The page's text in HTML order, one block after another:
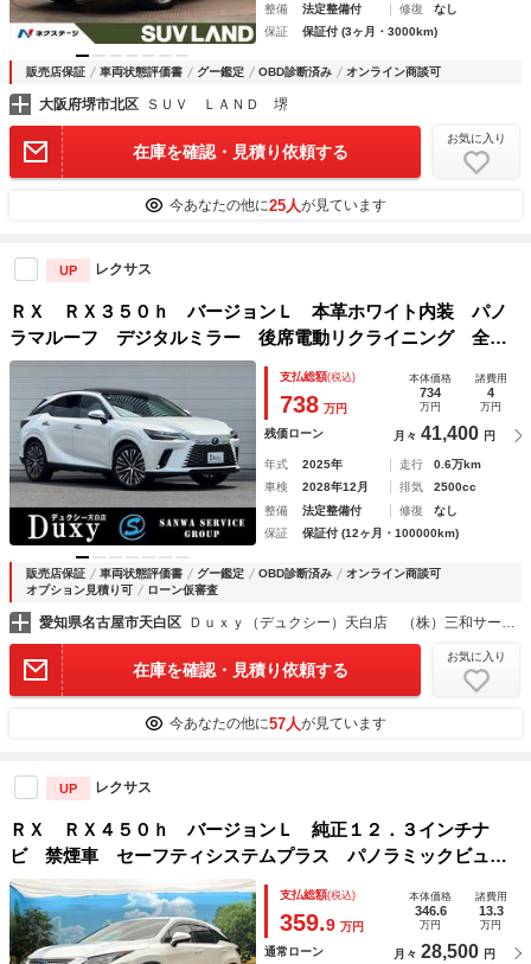
整備
法定整備付 修復
なし
保証
保証付 (3ヶ月・3000km)
販売店保証 車両状態評価書 グー鑑定 OBD診断済み オンライン商談可
大阪府堺市北区 ＳＵＶ ＬＡＮＤ 堺
在庫を確認・見積り依頼する
お気に入り
今あなたの他に25人が見ています
UP レクサス
ＲＸ ＲＸ３５０ｈ バージョンＬ 本革ホワイト内装 パノ
ラマルーフ デジタルミラー 後席電動リクライニング 全席
シートヒーター＆ベンチレーション アドバンストパーク＆ド
ライブ ＨＤＭＩ入力端子 ＡＣ１００Ｖ シートメモリ 純
正２１ＡＷ
支払総額(税込)
738 万円
本体価格
734
万円
諸費用
4
万円
残価ローン 月々 41,400 円
年式 2025年 走行
0.6万km
車検
2028年12月 排気
2500cc
整備
法定整備付 修復
なし
保証
保証付 (12ヶ月・100000km)
販売店保証 車両状態評価書 グー鑑定 OBD診断済み
オンライン商談可
オプション見積り可
ローン仮審査
愛知県名古屋市天白区 Ｄｕｘｙ（デュクシー）天白店 （株）三和サービス
在庫を確認・見積り依頼する
お気に入り
今あなたの他に57人が見ています
UP レクサス
ＲＸ ＲＸ４５０ｈ バージョンＬ 純正１２．３インチナ
ビ 禁煙車 セーフティシステムプラス パノラミックビュー
モニター シートベンチレーション 三眼ＬＥＤヘッドライ
ト ブラインドスポットモニター カラーヘッドアップディス
プレイ
支払総額(税込)
359.9 万円
本体価格
346.6
万円
諸費用
13.3
万円
通常ローン 月々 28,500 円